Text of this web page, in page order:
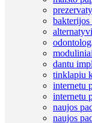
dantu
tinklapiu
internetu
internetu
naujos
naujos